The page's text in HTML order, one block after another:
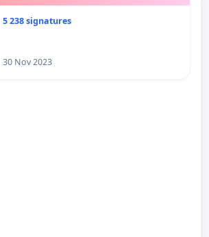
5 238 signatures
30 Nov 2023